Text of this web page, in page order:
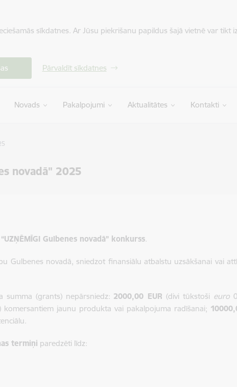
sīkdatnes. Ar Jūsu piekrišanu papildus šajā vietnē var tikt
Pārvaldīt sīkdatnes
Novads Pakalpojumi Aktualitātes Kontakti
novadā" 2025
Gulbenes novadā” konkurss.
Gulbenes novadā, sniedzot finansiālu atbalstu uzsākšanai vai
summa (grants) nepārsniedz: 2000,00 EUR (divi tūkstoši euro
komersantiem jaunu produkta vai pakalpojuma radīšanai;
termiņi paredzēti līdz: